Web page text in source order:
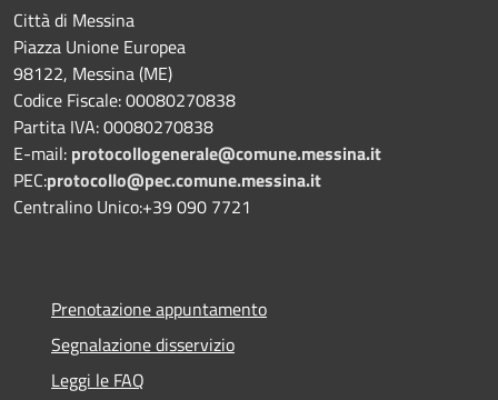
Città di Messina
Piazza Unione Europea
98122, Messina (ME)
Codice Fiscale: 00080270838
Partita IVA: 00080270838
E-mail: protocollogenerale@comune.messina.it
PEC:protocollo@pec.comune.messina.it
Centralino Unico:+39 090 7721
Prenotazione appuntamento
Segnalazione disservizio
Leggi le FAQ